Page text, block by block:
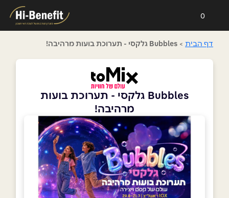
0
דף הבית > Bubbles גלקסי - תערוכת בועות מרהיבה!
Bubbles גלקסי - תערוכת בועות
מרהיבה!